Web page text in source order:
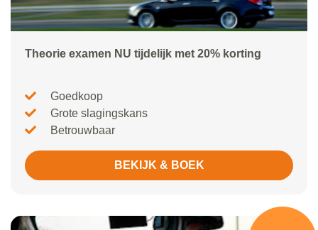
Theorie examen NU tijdelijk met 20% korting
Goedkoop
Grote slagingskans
Betrouwbaar
BEKIJK & BOEK